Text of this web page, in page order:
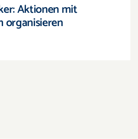
Aktionen mit
organisieren